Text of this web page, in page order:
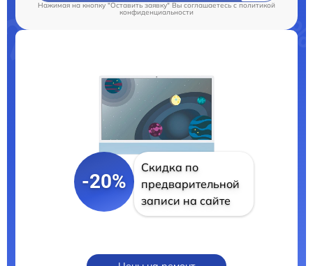
Нажимая на кнопку "Оставить заявку" Вы соглашаетесь cполитикой
конфиденциальности
-20%
Скидка по
предварительной
записи на сайте